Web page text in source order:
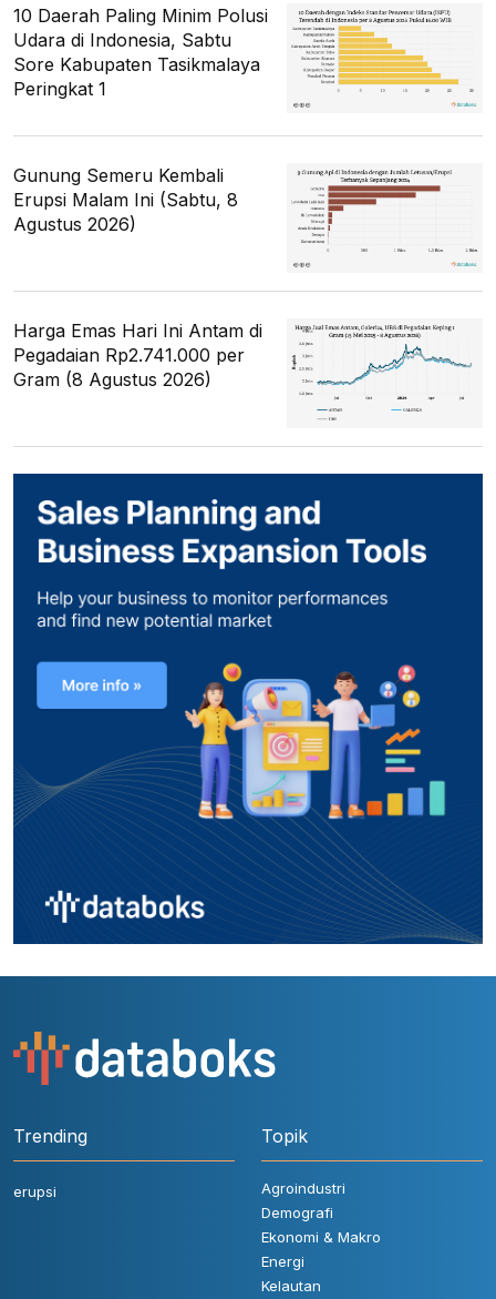
10 Daerah Paling Minim Polusi
Udara di Indonesia, Sabtu
Sore Kabupaten Tasikmalaya
Peringkat 1
Gunung Semeru Kembali
Erupsi Malam Ini (Sabtu, 8
Agustus 2026)
Harga Emas Hari Ini Antam di
Pegadaian Rp2.741.000 per
Gram (8 Agustus 2026)
Trending
erupsi
Topik
Agroindustri
Demografi
Ekonomi & Makro
Energi
Kelautan